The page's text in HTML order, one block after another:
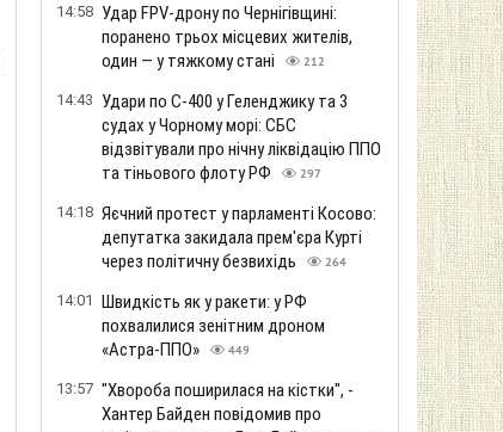
14:58 Удар FPV-дрону по Чернігівщині:
поранено трьох місцевих жителів,
один — у тяжкому стані
212
14:43 Удари по С-400 у Геленджику та 3
судах у Чорному морі: СБС
відзвітували про нічну ліквідацію ППО
та тіньового флоту РФ
297
14:18 Яєчний протест у парламенті Косово:
депутатка закидала прем'єра Курті
через політичну безвихідь
264
14:01 Швидкість як у ракети: у РФ
похвалилися зенітним дроном
«Астра-ППО»
449
13:57 "Хвороба поширилася на кістки", -
Хантер Байден повідомив про